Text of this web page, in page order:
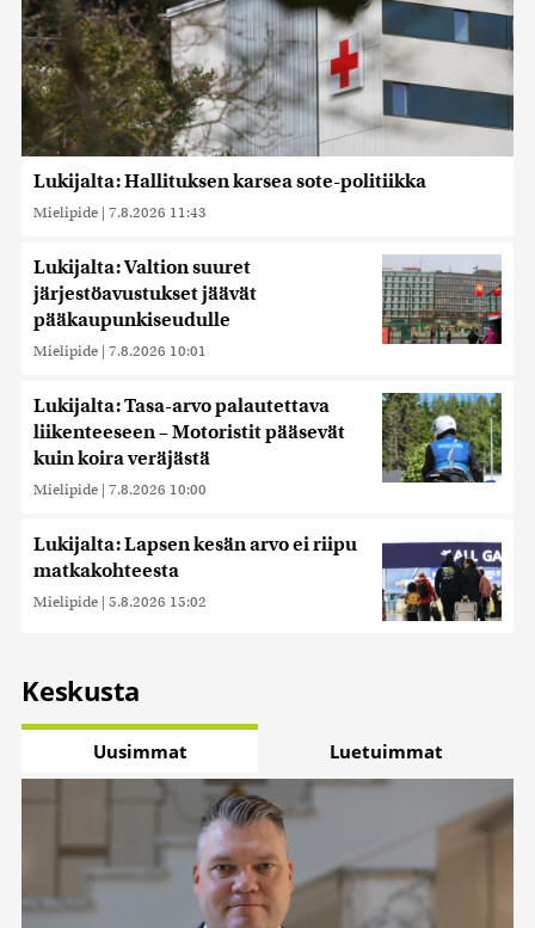
Lukijalta: Hallituksen karsea sote-politiikka
Mielipide | 7.8.2026 11:43
Lukijalta: Valtion suuret
järjestöavustukset jäävät
pääkaupunkiseudulle
Mielipide | 7.8.2026 10:01
Lukijalta: Tasa-arvo palautettava
liikenteeseen – Motoristit pääsevät
kuin koira veräjästä
Mielipide | 7.8.2026 10:00
Lukijalta: Lapsen kesän arvo ei riipu
matkakohteesta
Mielipide | 5.8.2026 15:02
Keskusta
Uusimmat Luetuimmat